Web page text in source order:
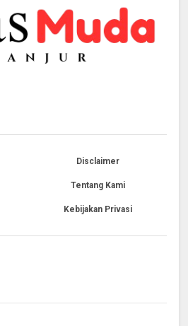
Disclaimer
Tentang Kami
Kebijakan Privasi